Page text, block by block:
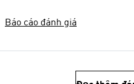
Báo cáo đánh giá